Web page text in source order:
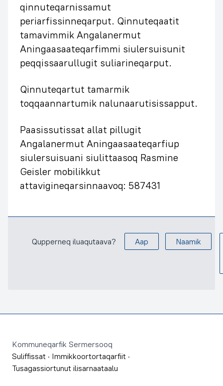
qinnuteqarnissamut
periarfissinneqarput. Qinnuteqaatit
tamavimmik Angalanermut
Aningaasaateqarfimmi siulersuisunit
peqqissaarullugit suliarineqarput.
Qinnuteqartut tamarmik
toqqaannartumik nalunaarutisissapput.
Paasissutissat allat pillugit
Angalanermut Aningaasaateqarfiup
siulersuisuani siulittaasoq Rasmine
Geisler mobilikkut
attavigineqarsinnaavoq: 587431
Qupperneq iluaqutaava? Aap Naamik
Kommuneqarfik Sermersooq
Suliffissat · Immikkoortortaqarfiit ·
Tusagassiortunut ilisarnaataalu